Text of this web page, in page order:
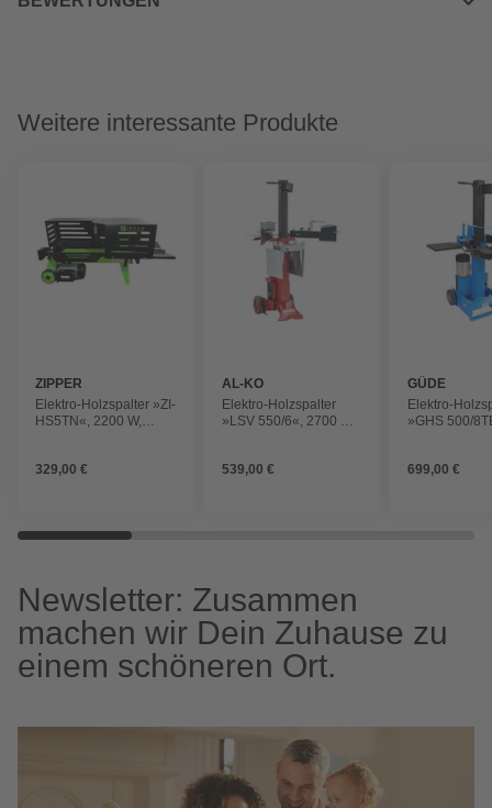
Weitere interessante Produkte
ZIPPER
Elektro-Holzspalter »ZI-
HS5TN«, 2200 W,
mm
329,00 €
AL-KO
Elektro-Holzspalter
»LSV 550/6«, 2700 W,
mm
539,00 €
GÜDE
Elektro-
»GHS 500/
mm
699,00 €
Newsletter: Zusammen
machen wir Dein Zuhause zu
einem schöneren Ort.